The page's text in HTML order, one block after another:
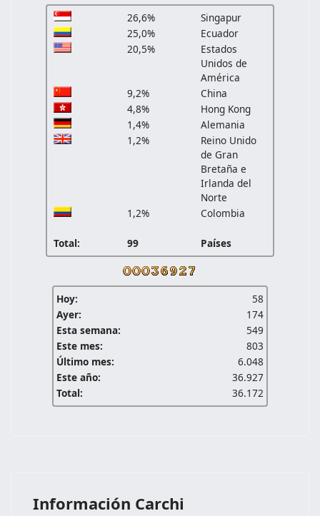
26,6%
Singapur
25,0%
Ecuador
20,5%
Estados
Unidos de
América
9,2%
China
4,8%
Hong Kong
1,4%
Alemania
1,2%
Reino Unido
de Gran
Bretaña e
Irlanda del
Norte
1,2%
Colombia
Total: 99 Países
Hoy:
58
Ayer:
174
Esta semana:
549
Este mes:
803
Último mes:
6.048
Este año:
36.927
Total:
36.172
Información Carchi